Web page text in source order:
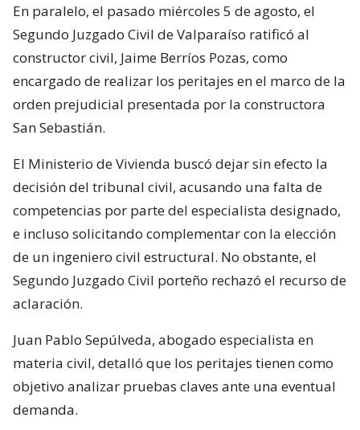
En paralelo, el pasado miércoles 5 de agosto, el
Segundo Juzgado Civil de Valparaíso ratificó al
constructor civil, Jaime Berríos Pozas, como
encargado de realizar los peritajes en el marco de la
orden prejudicial presentada por la constructora
San Sebastián.
El Ministerio de Vivienda buscó dejar sin efecto la
decisión del tribunal civil, acusando una falta de
competencias por parte del especialista designado,
e incluso solicitando complementar con la elección
de un ingeniero civil estructural. No obstante, el
Segundo Juzgado Civil porteño rechazó el recurso de
aclaración.
Juan Pablo Sepúlveda, abogado especialista en
materia civil, detalló que los peritajes tienen como
objetivo analizar pruebas claves ante una eventual
demanda.